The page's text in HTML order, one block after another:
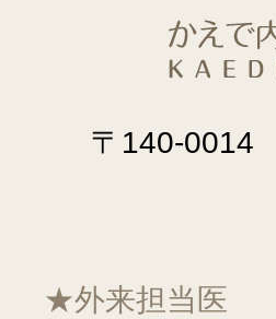
〒140-
★外来担当医